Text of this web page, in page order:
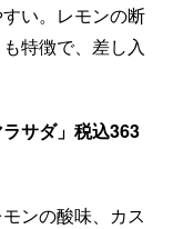
い。レモンの断
特徴で、差し入
サダ」税込363
ンの酸味、カス